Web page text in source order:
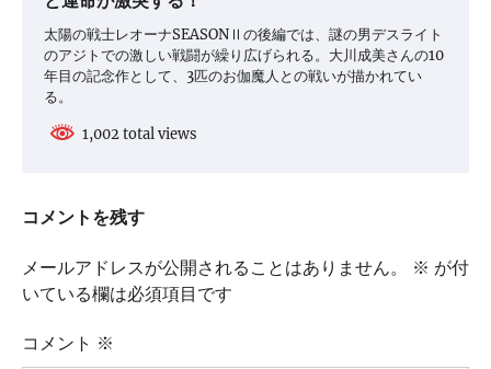
太陽の戦士レオーナSEASONⅡの後編では、謎の男デスライト
のアジトでの激しい戦闘が繰り広げられる。大川成美さんの10
年目の記念作として、3匹のお伽魔人との戦いが描かれてい
る。
1,002 total views
コメントを残す
メールアドレスが公開されることはありません。 ※ が付
いている欄は必須項目です
コメント ※